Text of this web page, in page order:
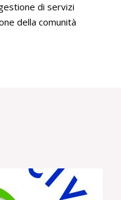
di servizi
della comunità